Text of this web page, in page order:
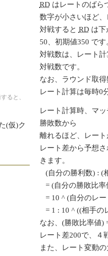
RDはレートのばら
数字が小さいほど
対戦すると RDは下
50、初期値350 です
対戦数は、レート
対戦数です。
なお、ラウンド取
レート計算は毎時0
レート計算時、マ
勝敗数から
離れるほど、レー
レート差から予想
きます。
(自分の勝利数) : (
= (自分の勝敗比率
= 10 ^ (自分のレー
= 1 : 10 ^ ((相手の
なお、(勝敗比率値)
レート差200で、４
また、レート変動
ると、
(仮)ク